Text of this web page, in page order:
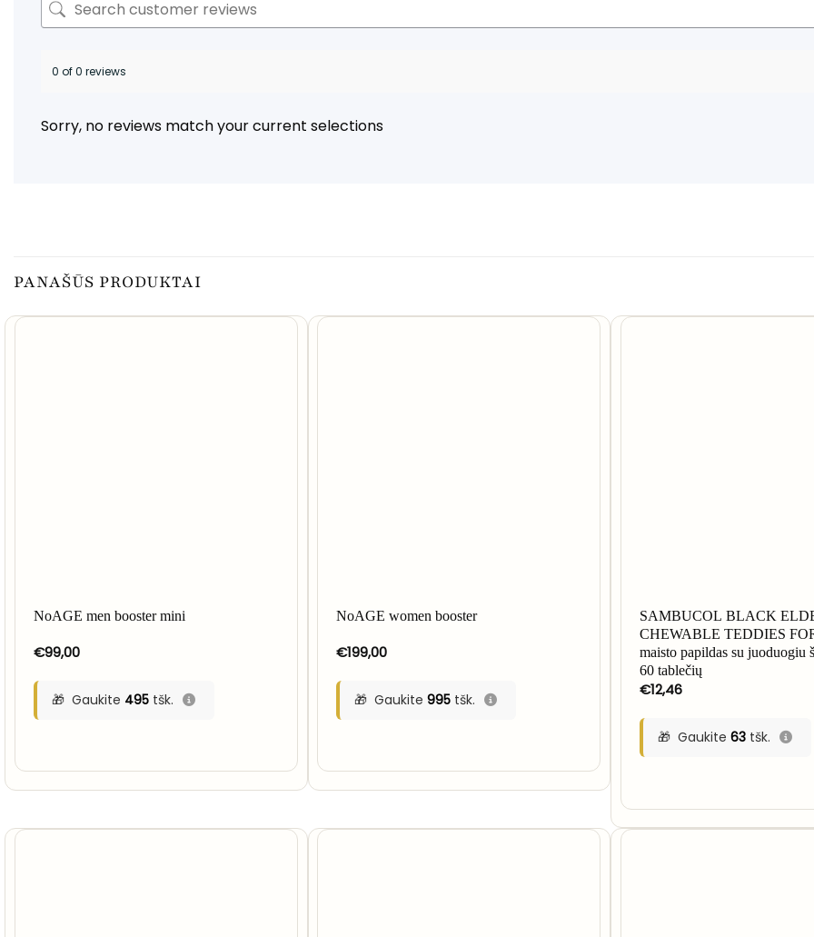
0 of 0 reviews
Sorry, no reviews match your current selections
PANAŠŪS PRODUKTAI
NoAGE men booster mini
€99,00
Gaukite 495tšk.
NoAGE women booster
€199,00
Gaukite995 tšk.
SAMBUCOL BLACK
CHEWABLE TEDDIES
maisto papildas su juoduogiu
60 tablečių
€12,46
Gaukite 63tšk.